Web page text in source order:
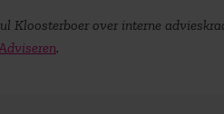
Kloosterboer over interne
.